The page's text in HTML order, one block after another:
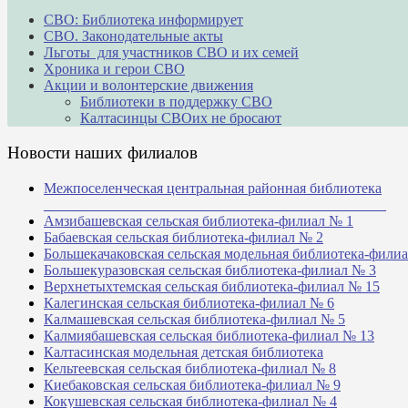
СВО: Библиотека информирует
СВО. Законодательные акты
Льготы для участников СВО и их семей
Хроника и герои СВО
Акции и волонтерские движения
Библиотеки в поддержку СВО
Калтасинцы СВОих не бросают
Новости наших филиалов
Межпоселенческая центральная районная библиотека
Амзибашевская сельская библиотека-филиал № 1
Бабаевская сельская библиотека-филиал № 2
Большекачаковская сельская модельная библиотека-
Большекуразовская сельская библиотека-филиал № 3
Верхнетыхтемская сельская библиотека-филиал № 15
Калегинская сельская библиотека-филиал № 6
Калмашевская сельская библиотека-филиал № 5
Калмиябашевская сельская библиотека-филиал № 13
Калтасинская модельная детская библиотека
Кельтеевская сельская библиотека-филиал № 8
Киебаковская сельская библиотека-филиал № 9
Кокушевская сельская библиотека-филиал № 4